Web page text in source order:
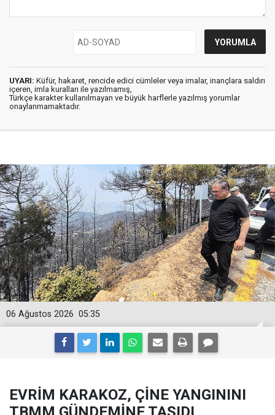
UYARI: Küfür, hakaret, rencide edici cümleler veya imalar, inançlara saldırı
içeren, imla kuralları ile yazılmamış,
Türkçe karakter kullanılmayan ve büyük harflerle yazılmış yorumlar
onaylanmamaktadır.
05:35
06 Ağustos 2026
EVRİM KARAKOZ, ÇİNE YANGININI